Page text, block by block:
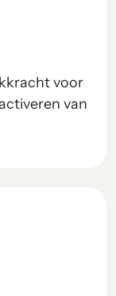
voor
van